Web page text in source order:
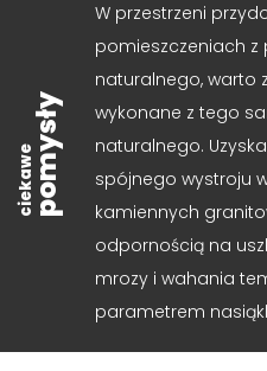
ciekawepomysły
W przestrzeni
pomieszczeniach z
naturalnego, warto
wykonane z tego
naturalnego.
spójnego wystroju
kamiennych
odpornością na
mrozy i wahania
parametrem